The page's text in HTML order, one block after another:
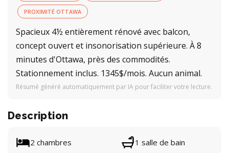
PROXIMITÉ OTTAWA
Spacieux 4½ entièrement rénové avec balcon,
concept ouvert et insonorisation supérieure. À 8
minutes d'Ottawa, près des commodités.
Stationnement inclus. 1345$/mois. Aucun animal.
Résumé généré automatiquement par IA pour faciliter votre lecture.
Description
2 chambres 1 salle de bain